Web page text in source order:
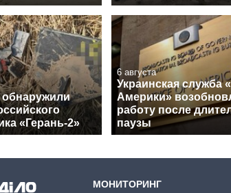
«Герань-2»
6 августа
Украинская служба
Америки»
работу после
паузы
МОНИТОРИНГ